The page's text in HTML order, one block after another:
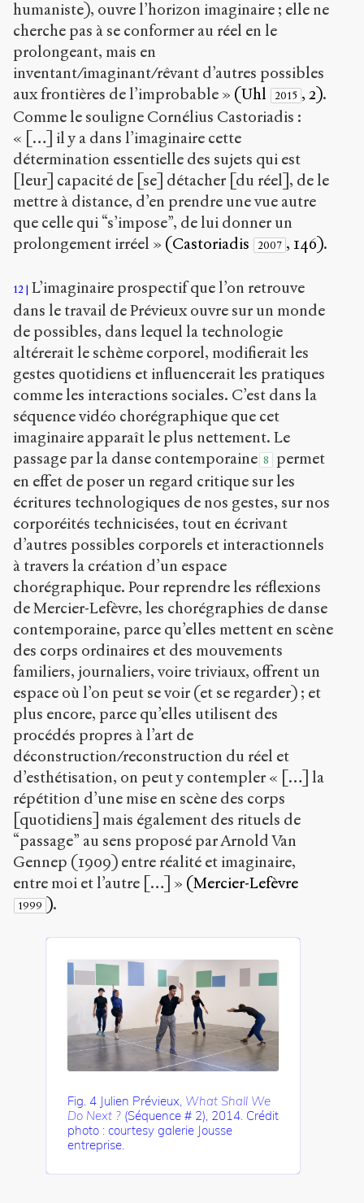
humaniste), ouvre l’horizon imaginaire ; elle ne
cherche pas à se conformer au réel en le
prolongeant, mais en
inventant/imaginant/rêvant d’autres possibles
aux frontières de l’improbable » (Uhl 2015 , 2).
Comme le souligne Cornélius Castoriadis :
« […] il y a dans l’imaginaire cette
détermination essentielle des sujets qui est
[leur] capacité de [se] détacher [du réel], de le
mettre à distance, d’en prendre une vue autre
que celle qui “s’impose”, de lui donner un
prolongement irréel » (Castoriadis 2007 , 146).
12 L’imaginaire prospectif que l’on retrouve
dans le travail de Prévieux ouvre sur un monde
de possibles, dans lequel la technologie
altérerait le schème corporel, modifierait les
gestes quotidiens et influencerait les pratiques
comme les interactions sociales. C’est dans la
séquence vidéo chorégraphique que cet
imaginaire apparaît le plus nettement. Le
passage par la danse contemporaine 8
permet
en effet de poser un regard critique sur les
écritures technologiques de nos gestes, sur nos
corporéités technicisées, tout en écrivant
d’autres possibles corporels et interactionnels
à travers la création d’un espace
chorégraphique. Pour reprendre les réflexions
de Mercier-Lefèvre, les chorégraphies de danse
contemporaine, parce qu’elles mettent en scène
des corps ordinaires et des mouvements
familiers, journaliers, voire triviaux, offrent un
espace où l’on peut se voir (et se regarder) ; et
plus encore, parce qu’elles utilisent des
procédés propres à l’art de
déconstruction/reconstruction du réel et
d’esthétisation, on peut y contempler « […] la
répétition d’une mise en scène des corps
[quotidiens] mais également des rituels de
“passage” au sens proposé par Arnold Van
Gennep (1909) entre réalité et imaginaire,
entre moi et l’autre […] » (Mercier-Lefèvre
1999 ).
Fig. 4 Julien Prévieux, What Shall We
Do Next ?(Séquence # 2), 2014. Crédit
photo : courtesy galerie Jousse
entreprise.